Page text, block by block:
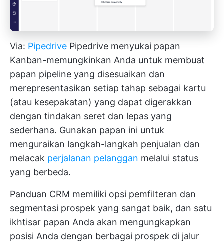
Via: Pipedrive Pipedrive menyukai papan
Kanban-memungkinkan Anda untuk membuat
papan pipeline yang disesuaikan dan
merepresentasikan setiap tahap sebagai kartu
(atau kesepakatan) yang dapat digerakkan
dengan tindakan seret dan lepas yang
sederhana. Gunakan papan ini untuk
menguraikan langkah-langkah penjualan dan
melacak perjalanan pelanggan melalui status
yang berbeda.
Panduan CRM memiliki opsi pemfilteran dan
segmentasi prospek yang sangat baik, dan satu
ikhtisar papan Anda akan mengungkapkan
posisi Anda dengan berbagai prospek di jalur